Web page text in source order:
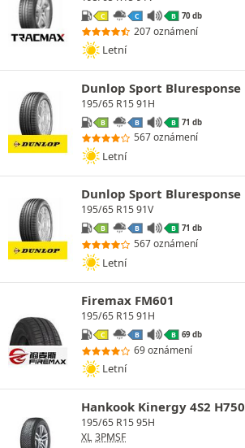
C C B 70 db
207 oznámení
Letní
Dunlop Sport Bluresponse
195/65 R15 91H
B B B 71 db
567 oznámení
Letní
Dunlop Sport Bluresponse
195/65 R15 91V
B B B 71 db
567 oznámení
Letní
Firemax FM601
195/65 R15 91H
C B B 69 db
69 oznámení
Letní
Hankook Kinergy 4S2 H750
195/65 R15 95H
XL 3PMSF